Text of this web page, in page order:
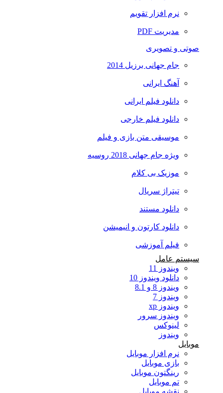
نرم افزار تقویم
مدیریت PDF
صوتی و تصویری
جام جهانی برزیل 2014
آهنگ ایرانی
دانلود فیلم ایرانی
دانلود فیلم خارجی
موسیقی متن بازی و فیلم
ویژه جام جهانی 2018 روسیه
موزیک بی کلام
تیتراژ سریال
دانلود مستند
دانلود کارتون و انیمیشن
فیلم آموزشی
سیستم عامل
ویندوز 11
دانلود ویندوز 10
ویندوز 8 و 8.1
ویندوز 7
ویندوز xp
ویندوز سرور
لینوکس
ویندوز
موبایل
نرم افزار موبایل
بازی موبایل
رینگتون موبایل
تم موبایل
نقشه موبایل